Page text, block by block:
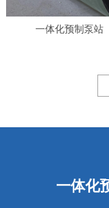
一体化预制泵站
一体化